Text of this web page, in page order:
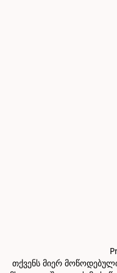
თქვენს მიერ